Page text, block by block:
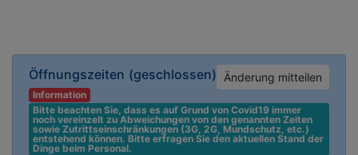
Öffnungszeiten (geschlossen) Änderung mitteilen
Information
Bitte beachten Sie, dass es auf Grund von Covid19 immer
noch vereinzelt zu Abweichungen von den genannten Zeiten
sowie Zutrittseinschränkungen (3G, 2G, Mundschutz, etc.)
entstehend können. Bitte erfragen Sie den aktuellen Stand der
Dinge beim Personal.